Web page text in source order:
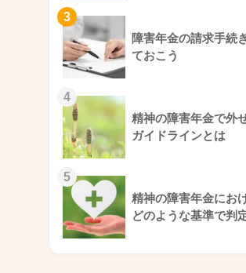
3
障害年金の請求手続
ておこう
4
精神の障害年金で外
ガイドラインとは
5
精神の障害年金にお
どのような基準で判